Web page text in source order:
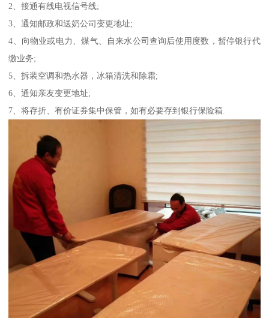
2、接通有线电视信号线;
3、通知邮政和送奶公司变更地址;
4、向物业或电力、煤气、自来水公司查询后使用度数，暂停银行代
缴业务;
5、拆装空调和热水器，冰箱清洗和除霜;
6、通知亲友变更地址;
7、将存折、有价证券集中保管，如有必要存到银行保险箱.